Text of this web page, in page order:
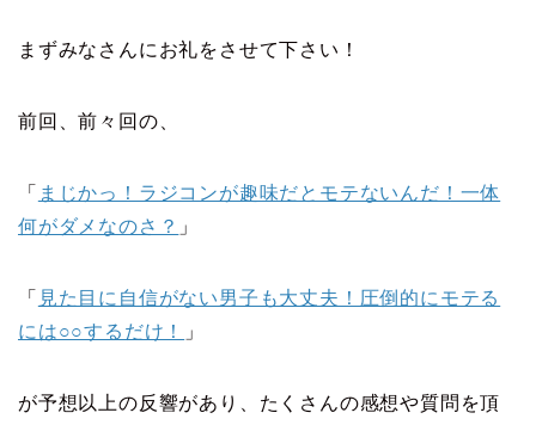
まずみなさんにお礼をさせて下さい！
前回、前々回の、
「 まじかっ！ラジコンが趣味だとモテないんだ！一体
何がダメなのさ？ 」
「 見た目に自信がない男子も大丈夫！圧倒的にモテる
には○○するだけ！
」
が予想以上の反響があり、たくさんの感想や質問を頂